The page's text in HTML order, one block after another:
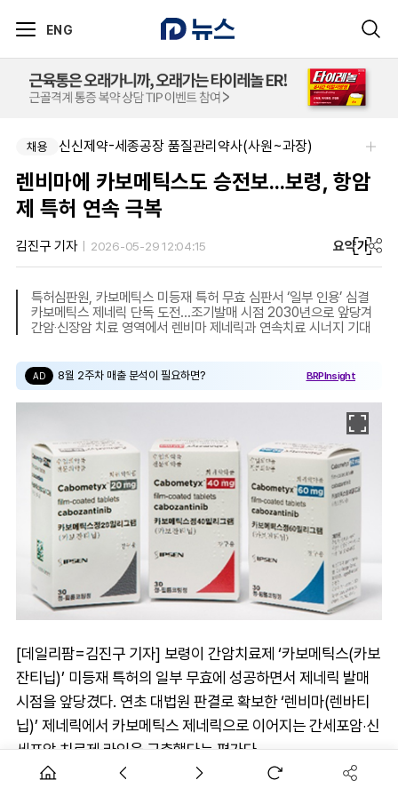
ENG
채용 신신제약-세종공장 품질관리약사(사원~과장)
렌비마에 카보메틱스도 승전보...보령, 항암
제 특허 연속 극복
김진구 기자 2026-05-29 12:04:15 요약가
특허심판원, 카보메틱스 미등재 특허 무효 심판서 ‘일부 인용’ 심결
카보메틱스 제네릭 단독 도전…조기발매 시점 2030년으로 앞당겨
간암‧신장암 치료 영역에서 렌비마 제네릭과 연속치료 시너지 기대
AD 8월 2주차 매출 분석이 필요하면? BRPInsight
[데일리팜=김진구 기자] 보령이 간암치료제 ‘카보메틱스(카보
잔티닙)’ 미등재 특허의 일부 무효에 성공하면서 제네릭 발매
시점을 앞당겼다. 연초 대법원 판결로 확보한 ‘렌비마(렌바티
닙)’ 제네릭에서 카보메틱스 제네릭으로 이어지는 간세포암‧신
세포암 치료제 라인을 구축했다는 평가다.